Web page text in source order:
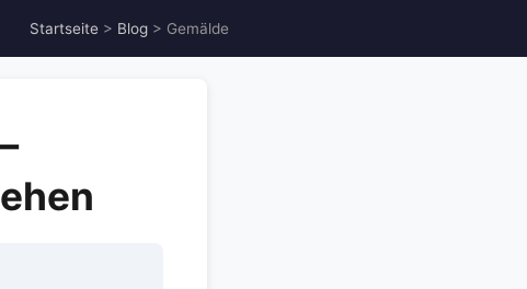
Startseite > Blog > Gemälde